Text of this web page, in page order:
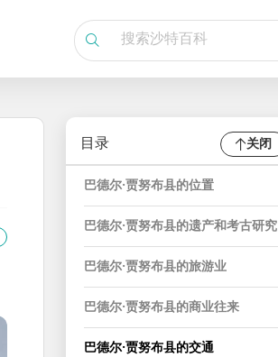
目录 关闭
巴德尔·贾努布县的位置
巴德尔·贾努布县的遗产和考古研究
巴德尔·贾努布县的旅游业
巴德尔·贾努布县的商业往来
巴德尔·贾努布县的交通